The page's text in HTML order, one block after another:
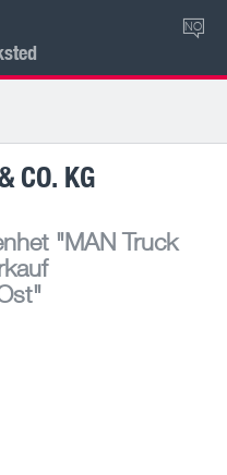
NO
CO. KG
"MAN Truck